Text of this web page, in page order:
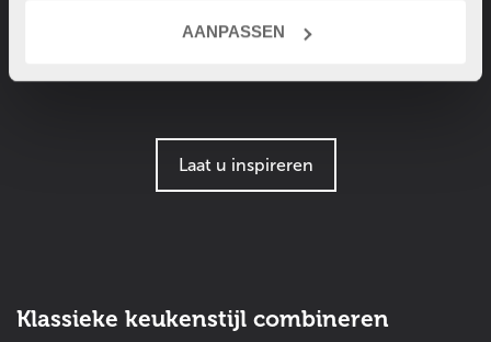
AANPASSEN
Laat u inspireren
Klassieke keukenstijl combineren